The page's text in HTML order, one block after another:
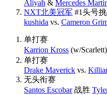
Aliyah & Mercedes
NXT北美冠军 #1头号
kushida vs. Cameron
单打赛
Karrion Kross (w/
单打赛
Drake Maverick vs.
无头衔赛
Santos Escobar战胜